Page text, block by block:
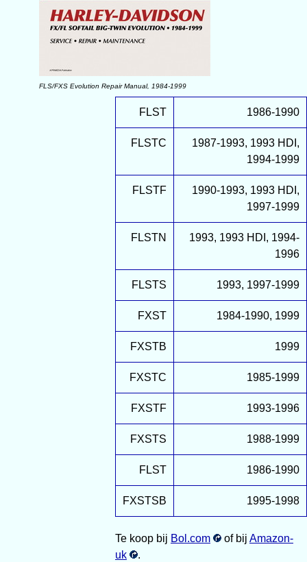
FLS/FXS Evolution Repair Manual, 1984-1999
FLST 1986-1990
FLSTC
1987-1993, 1993 HDI,
1994-1999
FLSTF
1990-1993, 1993 HDI,
1997-1999
FLSTN
1993, 1993 HDI, 1994-
1996
FLSTS 1993, 1997-1999
FXST 1984-1990, 1999
FXSTB 1999
FXSTC 1985-1999
FXSTF 1993-1996
FXSTS 1988-1999
FLST 1986-1990
FXSTSB 1995-1998
Te koop bij Bol.com of bij Amazon-
uk
.